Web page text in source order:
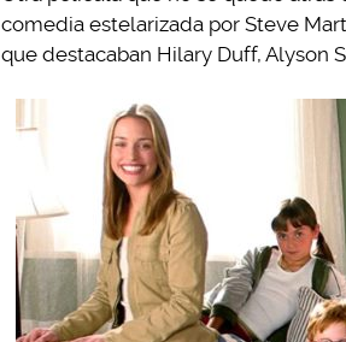
comedia estelarizada por Steve
que destacaban Hilary Duff, Alyson